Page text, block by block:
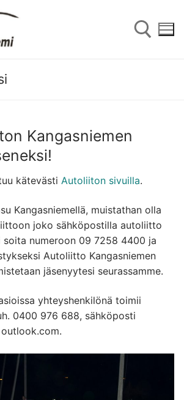
Ralli
Kangasniemen
kätevästi Autoliiton sivuilla.
Kangasniemellä, muistathan olla
joko sähköpostilla autoliitto
numeroon 09 7258 4400 ja
Autoliitto Kangasniemen
jäsenyytesi seurassamme.
yhteyshenkilönä toimii
0400 976 688, sähköposti